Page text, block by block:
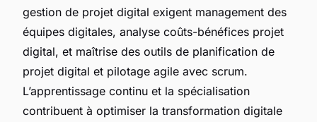
gestion de projet digital exigent management des
équipes digitales, analyse coûts-bénéfices projet
digital, et maîtrise des outils de planification de
projet digital et pilotage agile avec scrum.
L’apprentissage continu et la spécialisation
contribuent à optimiser la transformation digitale